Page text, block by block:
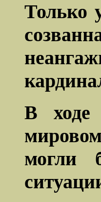
Только
В ходе
могли